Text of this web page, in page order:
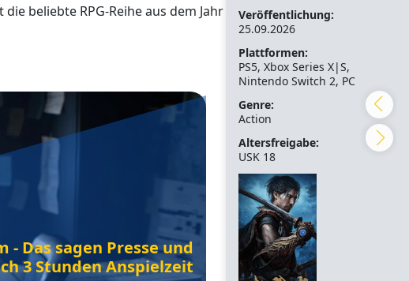
beliebte RPG-Reihe aus dem Jahr 2006
- Das sagen Presse und
3 Stunden Anspielzeit
Veröffentlichung:
25.09.2026
Plattformen:
PS5, Xbox Series X|S,
Nintendo Switch 2, PC
Genre:
Action
Altersfreigabe:
USK 18